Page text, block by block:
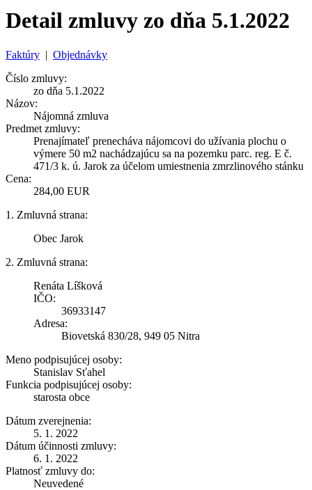
Detail zmluvy zo dňa 5.1.2022
Faktúry | Objednávky
Číslo zmluvy:
zo dňa 5.1.2022
Názov:
Nájomná zmluva
Predmet zmluvy:
Prenajímateľ prenecháva nájomcovi do užívania plochu o
výmere 50 m2 nachádzajúcu sa na pozemku parc. reg. E č.
471/3 k. ú. Jarok za účelom umiestnenia zmrzlinového stánku
Cena:
284,00 EUR
1. Zmluvná strana:
Obec Jarok
2. Zmluvná strana:
Renáta Líšková
IČO:
36933147
Adresa:
Biovetská 830/28, 949 05 Nitra
Meno podpisujúcej osoby:
Stanislav Sťahel
Funkcia podpisujúcej osoby:
starosta obce
Dátum zverejnenia:
5. 1. 2022
Dátum účinnosti zmluvy:
6. 1. 2022
Platnosť zmluvy do:
Neuvedené